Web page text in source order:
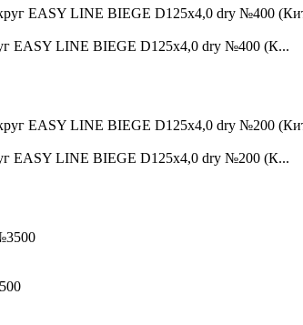
EASY LINE BIEGE D125x4,0 dry №400 (К...
EASY LINE BIEGE D125x4,0 dry №200 (К...